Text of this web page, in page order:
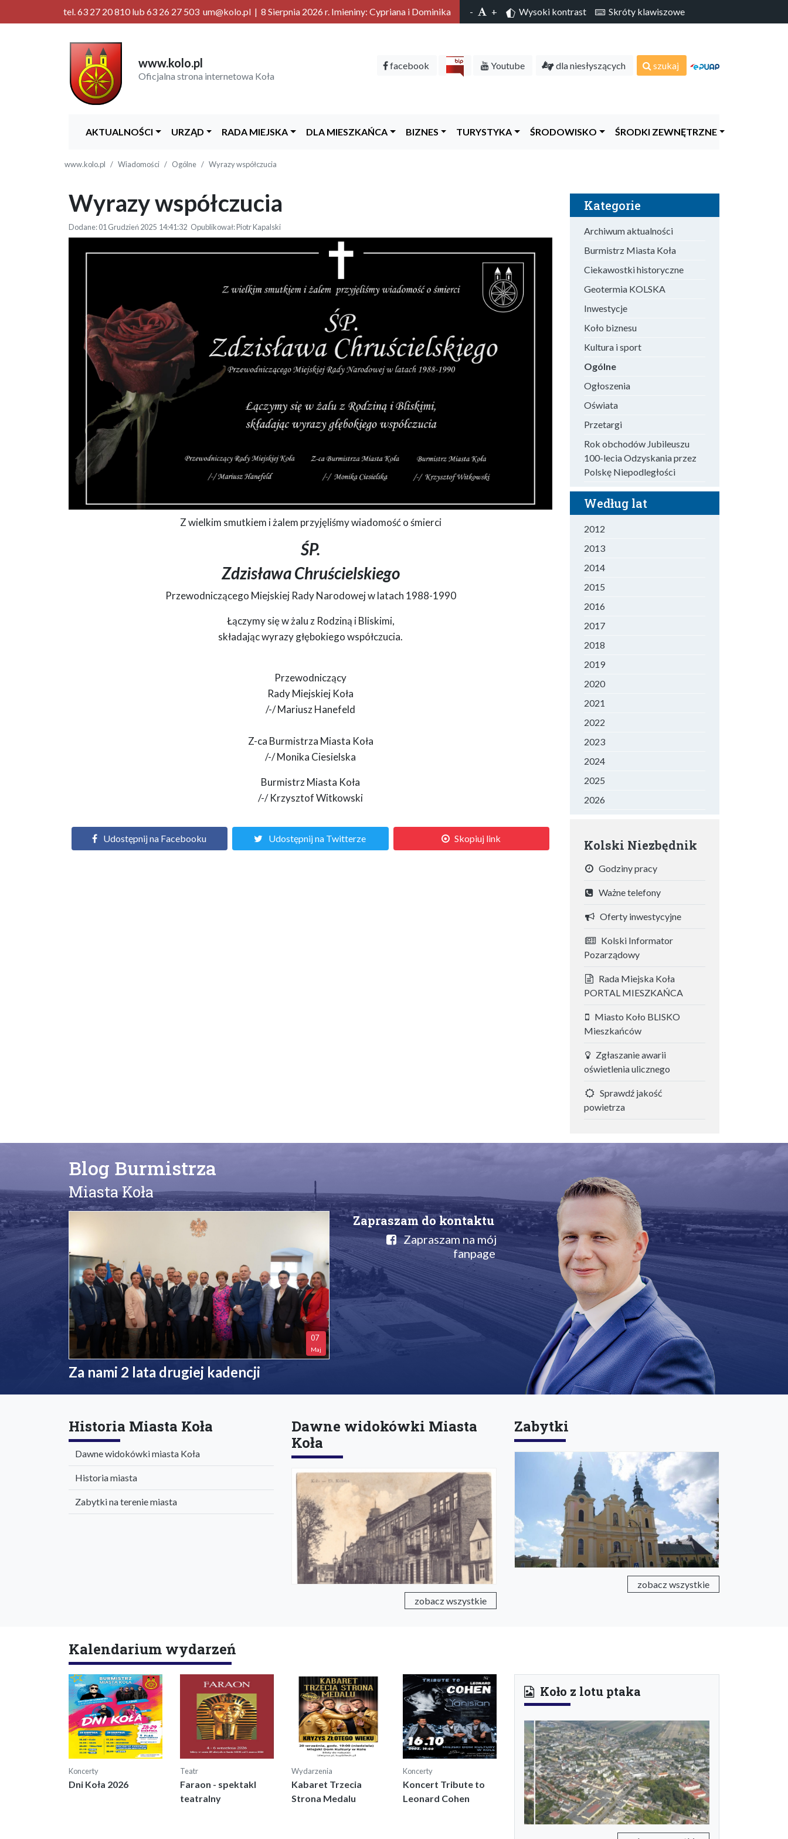
tel. 63 27 20 810 lub 63 26 27 503 um@kolo.pl | 8 Sierpnia 2026 r. Imieniny: Cypriana i Dominika - + Wysoki kontrast Skróty klawiszowe
www.kolo.pl
Oficjalna strona internetowa Koła
facebook Youtube dla niesłyszących szukaj
AKTUALNOŚCI URZĄD RADA MIEJSKA DLA MIESZKAŃCA BIZNES TURYSTYKA ŚRODOWISKO ŚRODKI ZEWNĘTRZNE
www.kolo.pl Wiadomości Ogólne Wyrazy współczucia
Wyrazy współczucia
Dodane: 01 Grudzień 2025 14:41:32 Opublikował: Piotr Kapalski
Grafika z kondolencjami skierowana do Rodziny i Bliskich z powodu śmierci ŚP. Zdzisława Chruścielskiego. Wyrazy współczucia składają
Przewodniczący Rady Miejskiej Koła, zastępczyni burmistrza oraz burmistrz Koła.
Z wielkim smutkiem i żalem przyjęliśmy wiadomość o śmierci
ŚP.
Zdzisława Chruścielskiego
Przewodniczącego Miejskiej Rady Narodowej w latach 1988-1990
Łączymy się w żalu z Rodziną i Bliskimi,
składając wyrazy głębokiego współczucia.
Przewodniczący
Rady Miejskiej Koła
/-/ Mariusz Hanefeld
Z-ca Burmistrza Miasta Koła
/-/ Monika Ciesielska
Burmistrz Miasta Koła
/-/ Krzysztof Witkowski
Udostępnij na Facebooku Udostępnij na Twitterze Skopiuj link
Kategorie
Archiwum aktualności
Burmistrz Miasta Koła
Ciekawostki historyczne
Geotermia KOLSKA
Inwestycje
Koło biznesu
Kultura i sport
Ogólne
Ogłoszenia
Oświata
Przetargi
Rok obchodów Jubileuszu
100-lecia Odzyskania przez
Polskę Niepodległości
Według lat
2012
2013
2014
2015
2016
2017
2018
2019
2020
2021
2022
2023
2024
2025
2026
Kolski Niezbędnik
Godziny pracy
Ważne telefony
Oferty inwestycyjne
Kolski Informator
Pozarządowy
Rada Miejska Koła
PORTAL MIESZKAŃCA
Miasto Koło BLISKO
Mieszkańców
Zgłaszanie awarii
oświetlenia ulicznego
Sprawdź jakość
powietrza
Blog Burmistrza
Miasta Koła
07
Maj
Za nami 2 lata drugiej kadencji
Zapraszam do kontaktu
Zapraszam na mój
fanpage
Historia Miasta Koła
Dawne widokówki miasta Koła
Historia miasta
Zabytki na terenie miasta
Dawne widokówki Miasta
Koła
zobacz wszystkie
Zabytki
zobacz wszystkie
Kalendarium wydarzeń
Koncerty
Dni Koła 2026
Teatr
Faraon - spektakl
teatralny
Wydarzenia
Kabaret Trzecia
Strona Medalu
Koncerty
Koncert Tribute to
Leonard Cohen
Koło z lotu ptaka
Previous Next